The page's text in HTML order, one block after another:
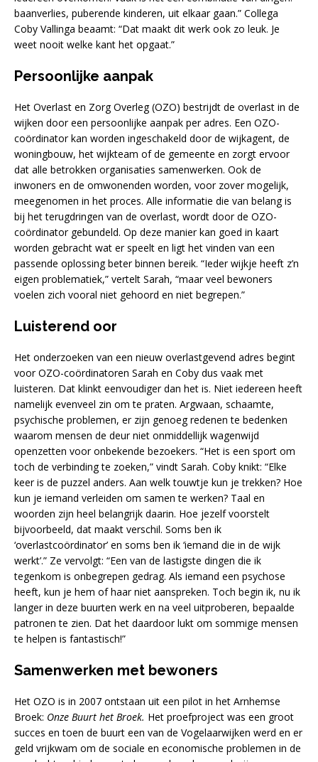
baanverlies, puberende kinderen, uit elkaar gaan.” Collega
Coby Vallinga beaamt: “Dat maakt dit werk ook zo leuk. Je
weet nooit welke kant het opgaat.”
Persoonlijke aanpak
Het Overlast en Zorg Overleg (OZO) bestrijdt de overlast in de
wijken door een persoonlijke aanpak per adres. Een OZO-
coördinator kan worden ingeschakeld door de wijkagent, de
woningbouw, het wijkteam of de gemeente en zorgt ervoor
dat alle betrokken organisaties samenwerken. Ook de
inwoners en de omwonenden worden, voor zover mogelijk,
meegenomen in het proces. Alle informatie die van belang is
bij het terugdringen van de overlast, wordt door de OZO-
coördinator gebundeld. Op deze manier kan goed in kaart
worden gebracht wat er speelt en ligt het vinden van een
passende oplossing beter binnen bereik. “Ieder wijkje heeft z’n
eigen problematiek,” vertelt Sarah, “maar veel bewoners
voelen zich vooral niet gehoord en niet begrepen.”
Luisterend oor
Het onderzoeken van een nieuw overlastgevend adres begint
voor OZO-coördinatoren Sarah en Coby dus vaak met
luisteren. Dat klinkt eenvoudiger dan het is. Niet iedereen heeft
namelijk evenveel zin om te praten. Argwaan, schaamte,
psychische problemen, er zijn genoeg redenen te bedenken
waarom mensen de deur niet onmiddellijk wagenwijd
openzetten voor onbekende bezoekers. “Het is een sport om
toch de verbinding te zoeken,” vindt Sarah. Coby knikt: “Elke
keer is de puzzel anders. Aan welk touwtje kun je trekken? Hoe
kun je iemand verleiden om samen te werken? Taal en
woorden zijn heel belangrijk daarin. Hoe jezelf voorstelt
bijvoorbeeld, dat maakt verschil. Soms ben ik
‘overlastcoördinator’ en soms ben ik ‘iemand die in de wijk
werkt’.” Ze vervolgt: “Een van de lastigste dingen die ik
tegenkom is onbegrepen gedrag. Als iemand een psychose
heeft, kun je hem of haar niet aanspreken. Toch begin ik, nu ik
langer in deze buurten werk en na veel uitproberen, bepaalde
patronen te zien. Dat het daardoor lukt om sommige mensen
te helpen is fantastisch!”
Samenwerken met bewoners
Het OZO is in 2007 ontstaan uit een pilot in het Arnhemse
Broek: Onze Buurt het Broek. Het proefproject was een groot
succes en toen de buurt een van de Vogelaarwijken werd en er
geld vrijkwam om de sociale en economische problemen in de